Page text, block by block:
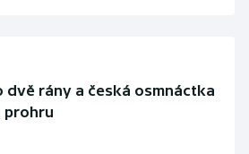
dvě rány a česká osmnáctka
prohru